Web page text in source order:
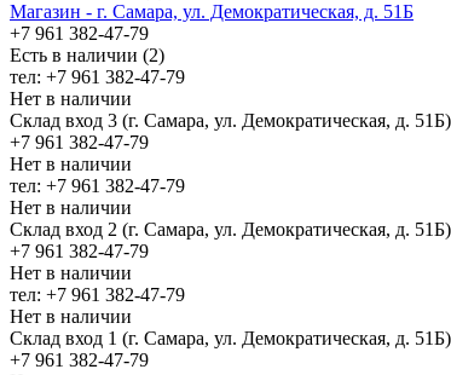
Магазин - г. Самара, ул. Демократическая, д. 51Б
+7 961 382-47-79
Есть в наличии (2)
тел: +7 961 382-47-79
Нет в наличии
Склад вход 3 (г. Самара, ул. Демократическая, д. 51Б)
+7 961 382-47-79
Нет в наличии
тел: +7 961 382-47-79
Нет в наличии
Склад вход 2 (г. Самара, ул. Демократическая, д. 51Б)
+7 961 382-47-79
Нет в наличии
тел: +7 961 382-47-79
Нет в наличии
Склад вход 1 (г. Самара, ул. Демократическая, д. 51Б)
+7 961 382-47-79